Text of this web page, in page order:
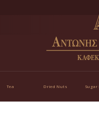
Tea Dried Nuts Sugar